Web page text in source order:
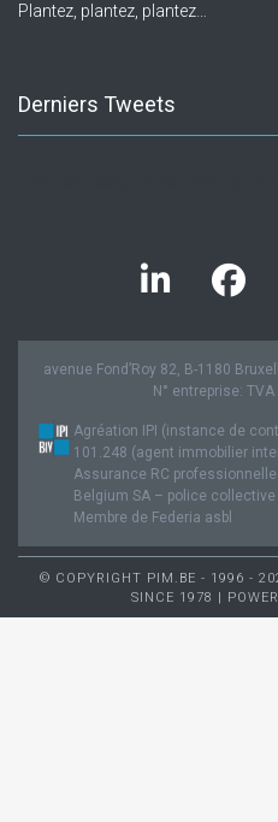
Plantez, plantez, plantez…
Derniers Tweets
avenue Fond’Roy 82, B-1180
N° entreprise:
Agréation IPI (instance de
101.248 (agent immobilier
Assurance RC
Belgium SA – police collective
Membre de Federia asbl
© COPYRIGHT PIM.BE - 1996 -
SINCE 1978 |